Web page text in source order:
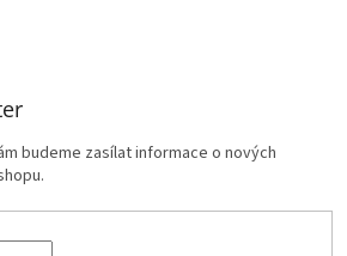
budeme zasílat informace o nových